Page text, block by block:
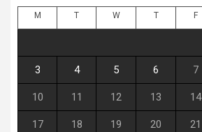
M T W T F
3 4 5 6 7
10 11 12 13 14
17 18 19 20 21